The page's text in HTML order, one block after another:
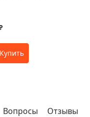
Вопросы Отзывы